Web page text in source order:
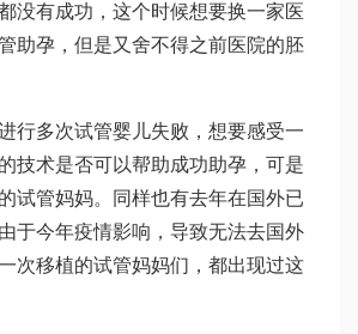
没有成功，这个时候想要换一家医
助孕，但是又舍不得之前医院的胚
行多次试管婴儿失败，想要感受一
技术是否可以帮助成功助孕，可是
试管妈妈。同样也有去年在国外已
于今年疫情影响，导致无法去国外
次移植的试管妈妈们，都出现过这